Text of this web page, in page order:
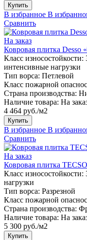
Купить
В избранное В
Сравнить
На заказ
Ковровая плитка Desso
Класс износостойкости:
интенсивные нагрузки
Тип ворса: Петлевой
Класс пожарной
Страна производства:
Наличие товара: На
4 464 руб./м2
Купить
В избранное В
Сравнить
На заказ
Ковровая плитка
Класс износостойкости:
нагрузки
Тип ворса: Разрезной
Класс пожарной
Страна производства:
Наличие товара: На
5 300 руб./м2
Купить